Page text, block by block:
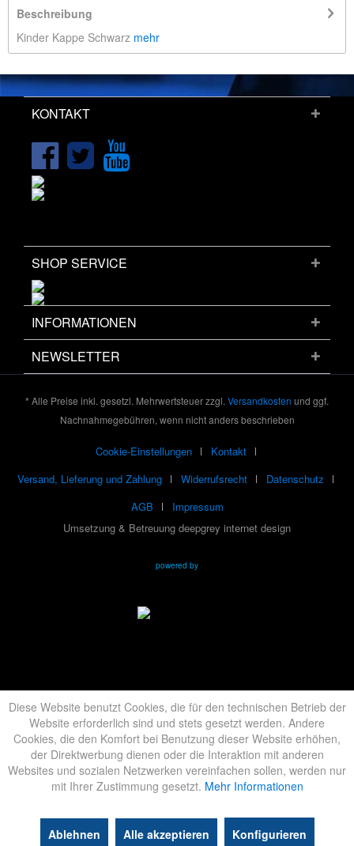
Beschreibung
Kinder Kappe Schwarz mehr
KONTAKT
SHOP SERVICE
INFORMATIONEN
NEWSLETTER
* Alle Preise inkl. gesetzl. Mehrwertsteuer zzgl. Versandkosten und ggf.
Nachnahmegebühren, wenn nicht anders beschrieben
Cookie-Einstellungen
Kontakt
Versand, Lieferung und Zahlung
Widerrufsrecht
Datenschutz
AGB
Impressum
Umsetzung & Betreuung deepgrey internet design
powered by
Diese Website benutzt Cookies, die für den technischen Betrieb der
Website erforderlich sind und stets gesetzt werden. Andere
Cookies, die den Komfort bei Benutzung dieser Website erhöhen,
der Direktwerbung dienen oder die Interaktion mit anderen
Websites und sozialen Netzwerken vereinfachen sollen, werden nur
mit Ihrer Zustimmung gesetzt. Mehr Informationen
Ablehnen Alle akzeptieren Konfigurieren